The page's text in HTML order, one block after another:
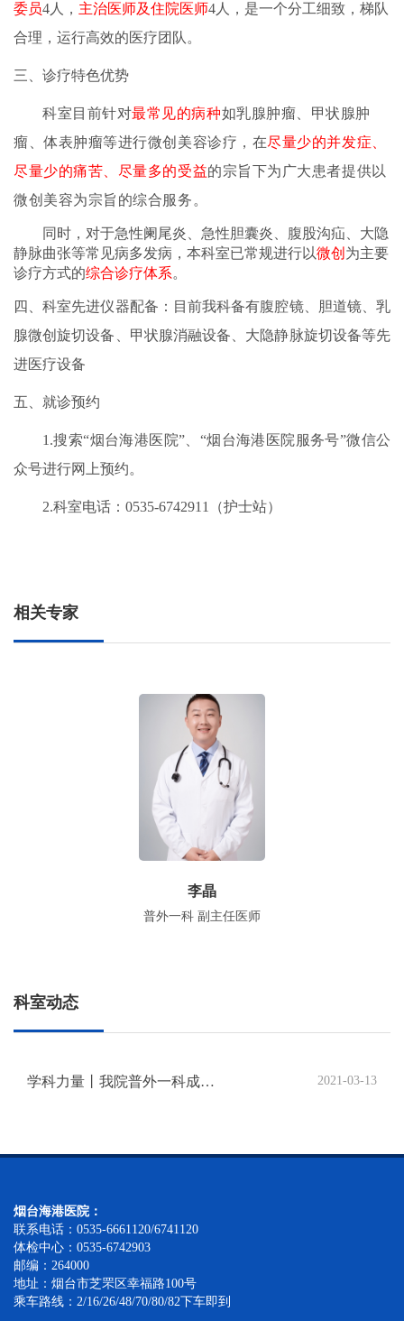
委员4人， 主治医师及住院医师4人，是一个分工细致，梯队
合理，运行高效的医疗团队。
三、诊疗特色优势
科室目前针对最常见的病种如乳腺肿瘤、甲状腺肿
瘤、体表肿瘤等进行微创美容诊疗，在尽量少的并发症、
尽量少的痛苦、尽量多的受益的宗旨下为广大患者提供以
微创美容为宗旨的综合服务。
同时，对于急性阑尾炎、急性胆囊炎、腹股沟疝、 大隐
静脉曲张等常见病多发病，本科室已常规进行以微创 为主要
诊疗方式的综合诊疗体系。
四、科室先进仪器配备：目前我科备有腹腔镜、胆道镜、乳
腺微创旋切设备、甲状腺消融设备、大隐静脉旋切设备等先
进医疗设备
五、就诊预约
1.搜索“烟台海港医院”、“烟台海港医院服务号”微信公
众号进行网上预约。
2.科室电话：0535-6742911（护士站）
相关专家
李晶
普外一科 副主任医师
科室动态
学科力量丨我院普外一科成功救治高难度急性肠梗阻、肠坏死患者 2021-03-13
烟台海港医院：
联系电话：0535-6661120/6741120
体检中心：0535-6742903
邮编：264000
地址：烟台市芝罘区幸福路100号
乘车路线：2/16/26/48/70/80/82下车即到